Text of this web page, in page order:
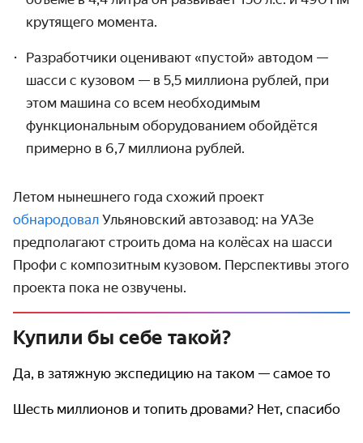
крутящего момента.
Разработчики оценивают «пустой» автодом —
шасси с кузовом — в 5,5 миллиона рублей, при
этом машина со всем необходимым
функциональ­ным оборудо­ванием обойдётся
примерно в 6,7 миллиона рублей.
Летом нынешнего года схожий проект
обнародовал Ульяновский автозавод: на УАЗе
предполагают строить дома на колёсах на шасси
Профи с композитным кузовом. Перс­пективы этого
проекта пока не озвучены.
Купили бы себе такой?
Да, в затяжную экспедицию на таком — самое то
Шесть миллионов и топить дровами? Нет, спасибо